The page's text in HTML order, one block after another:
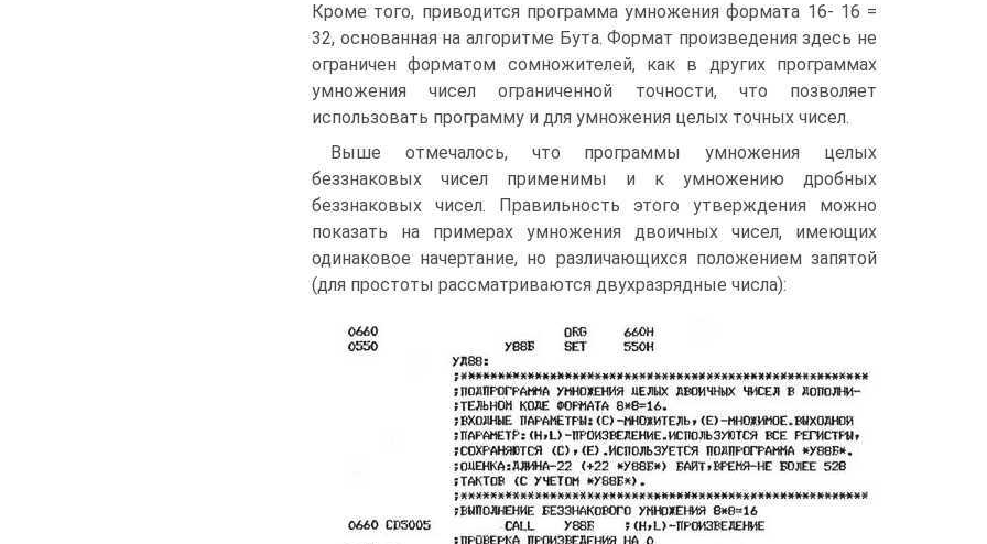
Кроме того, приводится программа умножения формата 16- 16 =
32, основанная на алгоритме Бута. Формат произведения здесь не
ограничен форматом сомножителей, как в других программах
умножения чисел ограниченной точности, что позволяет
использовать программу и для умножения целых точных чисел.
Выше отмечалось, что программы умножения целых
беззнаковых чисел применимы и к умножению дробных
беззнаковых чисел. Правильность этого утверждения можно
показать на примерах умножения двоичных чисел, имеющих
одинаковое начертание, но различающихся положением запятой
(для простоты рассматриваются двухразрядные числа):